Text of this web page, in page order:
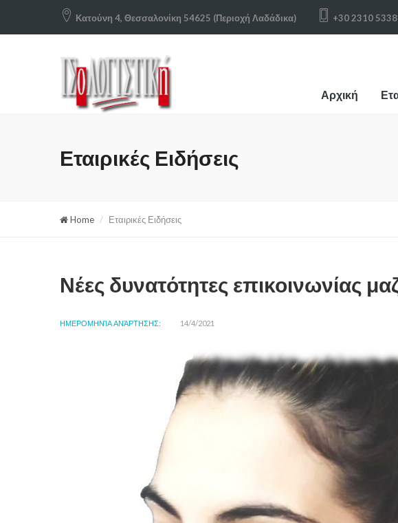
Κατούνη 4, Θεσσαλονίκη 54625 (Περιοχή Λαδάδικα) +30 2310
Αρχική
Εταιρικές Ειδήσεις
Home Εταιρικές Ειδήσεις
Νέες δυνατότητες επικοινωνίας
ΗΜΕΡΟΜΗΝΊΑ ΑΝΆΡΤΗΣΗΣ: 14/4/2021